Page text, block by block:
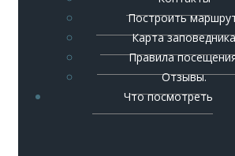
Построить
Карта заповедника
Правила
Отзывы.
Что посмотреть